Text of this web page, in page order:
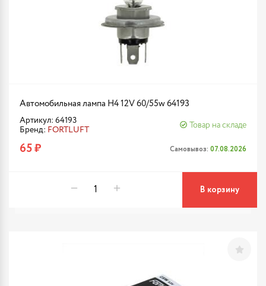
Автомобильная лампа H4 12V 60/55w 64193
Артикул: 64193
Бренд: FORTLUFT
Товар на складе
65 ₽ Самовывоз: 07.08.2026
В корзину